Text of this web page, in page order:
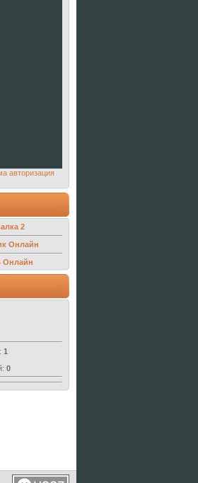
авторизация
2
Онлайн
Онлайн
1
0